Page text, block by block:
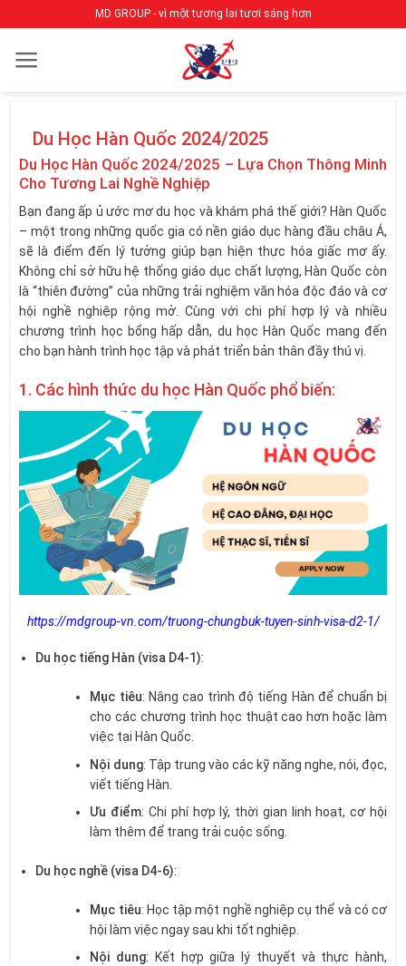
qua
nội
MD GROUP - vì một tương lai tươi sáng hơn
Du Học Hàn Quốc 2024/2025
Du Học Hàn Quốc 2024/2025 – Lựa Chọn Thông Minh
Cho Tương Lai Nghề Nghiệp
Bạn đang ấp ủ ước mơ du học và khám phá thế giới? Hàn Quốc
– một trong những quốc gia có nền giáo dục hàng đầu châu Á,
sẽ là điểm đến lý tưởng giúp bạn hiện thực hóa giấc mơ ấy.
Không chỉ sở hữu hệ thống giáo dục chất lượng, Hàn Quốc còn
là “thiên đường” của những trải nghiệm văn hóa độc đáo và cơ
hội nghề nghiệp rộng mở. Cùng với chi phí hợp lý và nhiều
chương trình học bổng hấp dẫn, du học Hàn Quốc mang đến
cho bạn hành trình học tập và phát triển bản thân đầy thú vị.
1. Các hình thức du học Hàn Quốc phổ biến:
https://mdgroup-vn.com/truong-chungbuk-tuyen-sinh-visa-d2-1/
Du học tiếng Hàn (visa D4-1):
Mục tiêu: Nâng cao trình độ tiếng Hàn để chuẩn bị
cho các chương trình học thuật cao hơn hoặc làm
việc tại Hàn Quốc.
Nội dung: Tập trung vào các kỹ năng nghe, nói, đọc,
viết tiếng Hàn.
Ưu điểm: Chi phí hợp lý, thời gian linh hoạt, cơ hội
làm thêm để trang trải cuộc sống.
Du học nghề (visa D4-6):
Mục tiêu: Học tập một nghề nghiệp cụ thể và có cơ
hội làm việc ngay sau khi tốt nghiệp.
Nội dung: Kết hợp giữa lý thuyết và thực hành,